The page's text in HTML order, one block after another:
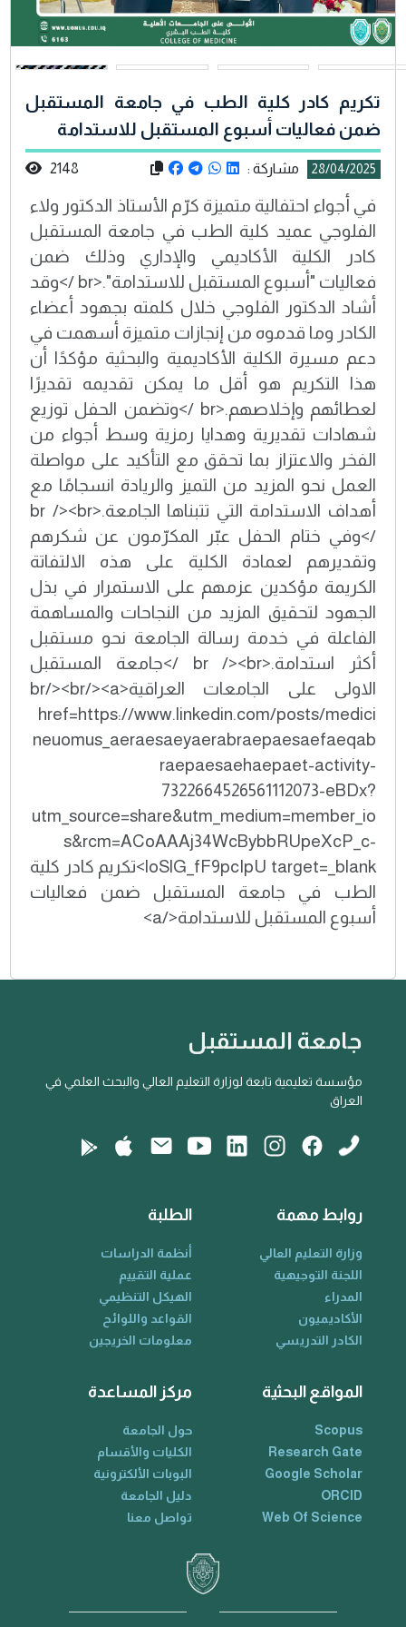
تكريم كادر كلية الطب في جامعة المستقبل
ضمن فعاليات أسبوع المستقبل للاستدامة
28/04/2025 مشاركة : 2148
في أجواء احتفالية متميزة كرّم الأستاذ الدكتور ولاء
الفلوجي عميد كلية الطب في جامعة المستقبل
كادر الكلية الأكاديمي والإداري وذلك ضمن
فعاليات "أسبوع المستقبل للاستدامة".<br />وقد
أشاد الدكتور الفلوجي خلال كلمته بجهود أعضاء
الكادر وما قدموه من إنجازات متميزة أسهمت في
دعم مسيرة الكلية الأكاديمية والبحثية مؤكدًا أن
هذا التكريم هو أقل ما يمكن تقديمه تقديرًا
لعطائهم وإخلاصهم.<br />وتضمن الحفل توزيع
شهادات تقديرية وهدايا رمزية وسط أجواء من
الفخر والاعتزاز بما تحقق مع التأكيد على مواصلة
العمل نحو المزيد من التميز والريادة انسجامًا مع
أهداف الاستدامة التي تتبناها الجامعة.<br /><br
/>وفي ختام الحفل عبّر المكرّمون عن شكرهم
وتقديرهم لعمادة الكلية على هذه الالتفاتة
الكريمة مؤكدين عزمهم على الاستمرار في بذل
الجهود لتحقيق المزيد من النجاحات والمساهمة
الفاعلة في خدمة رسالة الجامعة نحو مستقبل
أكثر استدامة.<br /><br />جامعة المستقبل
الاولى على الجامعات العراقية<br/><br/><a
href=https://www.linkedin.com/posts/medici
neuomus_aeraesaeyaerabraepaesaefaeqab
raepaesaehaepaet-activity-
7322664526561112073-eBDx?
utm_source=share&utm_medium=member_io
s&rcm=ACoAAAj34WcBybbRUpeXcP_c-
loSlG_fF9pcIpU target=_blank>تكريم كادر كلية
الطب في جامعة المستقبل ضمن فعاليات
أسبوع المستقبل للاستدامة</a>
جامعة المستقبل
مؤسسة تعليمية تابعة لوزارة التعليم العالي والبحث العلمي في
العراق
روابط مهمة
وزارة التعليم العالي
اللجنة التوجيهية
المدراء
الأكاديميون
الكادر التدريسي
الطلبة
أنظمة الدراسات
عملية التقييم
الهيكل التنظيمي
القواعد واللوائح
معلومات الخريجين
المواقع البحثية
Scopus
Research Gate
Google Scholar
ORCID
Web Of Science
مركز المساعدة
حول الجامعة
الكليات والأقسام
البوبات الألكترونية
دليل الجامعة
تواصل معنا